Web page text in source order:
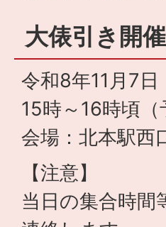
大俵引き開
令和8年11月7日
15時～16時頃（
会場：北本駅西
【注意】
当日の集合時間